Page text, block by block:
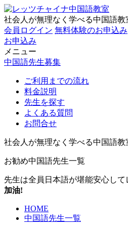
社会人が無理なく学べる中国語教
会員ログイン 無料体験のお申込み
お申込み
メニュー
中国語先生募集
ご利用までの流れ
料金説明
先生を探す
よくある質問
お問合せ
社会人が無理なく学べる中国語教
お勧め中国語先生一覧
先生は全員日本語が堪能安心して
加油!
HOME
中国語先生一覧